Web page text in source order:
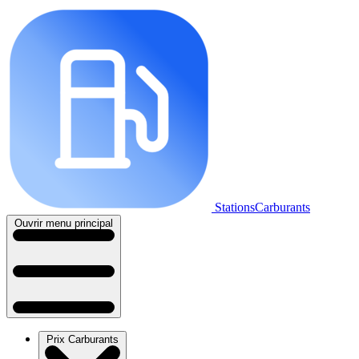
StationsCarburants
Ouvrir menu principal
Prix Carburants